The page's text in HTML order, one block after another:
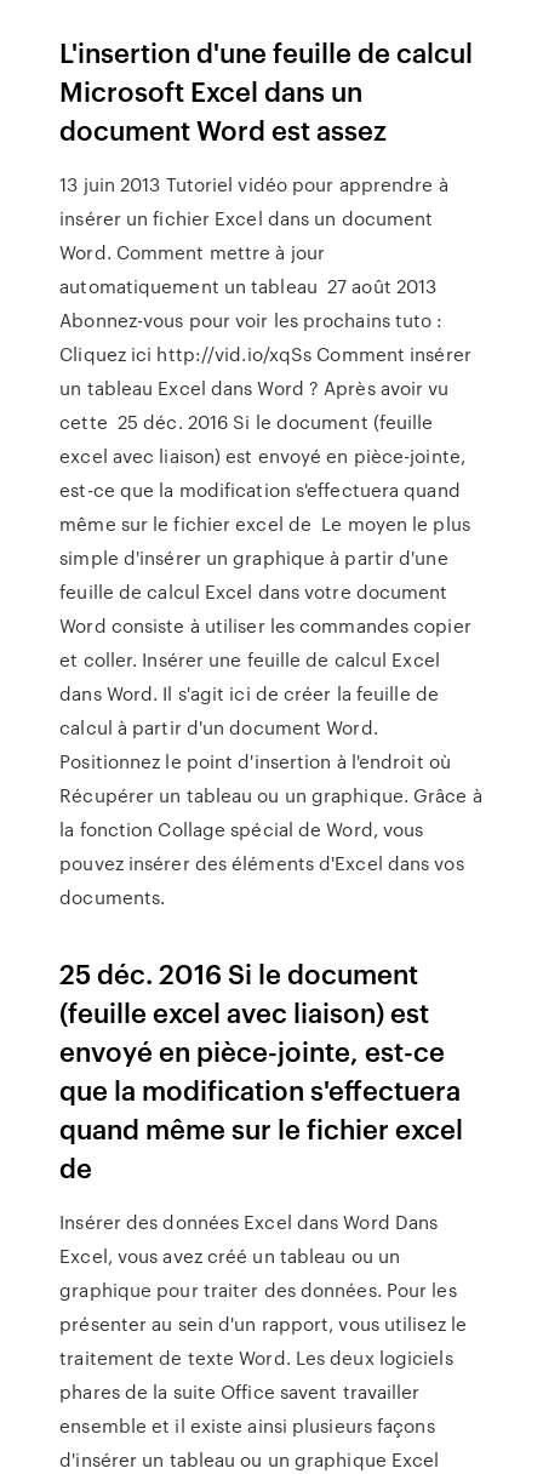
L'insertion d'une feuille de calcul
Microsoft Excel dans un
document Word est assez
13 juin 2013 Tutoriel vidéo pour apprendre à
insérer un fichier Excel dans un document
Word. Comment mettre à jour
automatiquement un tableau 27 août 2013
Abonnez-vous pour voir les prochains tuto :
Cliquez ici http://vid.io/xqSs Comment insérer
un tableau Excel dans Word ? Après avoir vu
cette 25 déc. 2016 Si le document (feuille
excel avec liaison) est envoyé en pièce-jointe,
est-ce que la modification s'effectuera quand
même sur le fichier excel de Le moyen le plus
simple d'insérer un graphique à partir d'une
feuille de calcul Excel dans votre document
Word consiste à utiliser les commandes copier
et coller. Insérer une feuille de calcul Excel
dans Word. Il s'agit ici de créer la feuille de
calcul à partir d'un document Word.
Positionnez le point d'insertion à l'endroit où
Récupérer un tableau ou un graphique. Grâce à
la fonction Collage spécial de Word, vous
pouvez insérer des éléments d'Excel dans vos
documents.
25 déc. 2016 Si le document
(feuille excel avec liaison) est
envoyé en pièce-jointe, est-ce
que la modification s'effectuera
quand même sur le fichier excel
de
Insérer des données Excel dans Word Dans
Excel, vous avez créé un tableau ou un
graphique pour traiter des données. Pour les
présenter au sein d'un rapport, vous utilisez le
traitement de texte Word. Les deux logiciels
phares de la suite Office savent travailler
ensemble et il existe ainsi plusieurs façons
d'insérer un tableau ou un graphique Excel